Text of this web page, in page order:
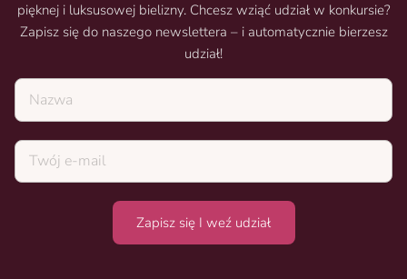
pięknej i luksusowej bielizny. Chcesz wziąć udział w konkursie?
Zapisz się do naszego newslettera – i automatycznie bierzesz
udział!
Nazwa
Zapisz się I weź udział